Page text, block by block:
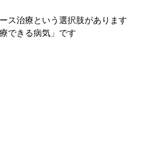
ス治療という選択肢があります
できる病気」です